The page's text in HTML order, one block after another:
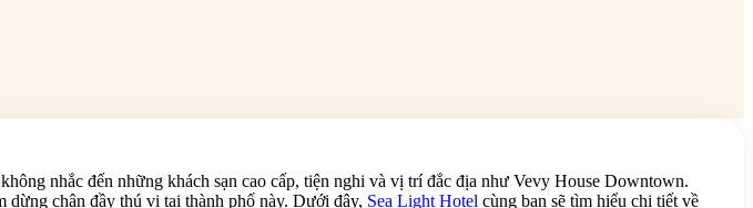
nhắc đến những khách sạn cao cấp, tiện nghi và vị trí đắc địa như Vevy House Downtown.
chân đầy thú vị tại thành phố này. Dưới đây, Sea Light Hotel cùng bạn sẽ tìm hiểu chi tiết về